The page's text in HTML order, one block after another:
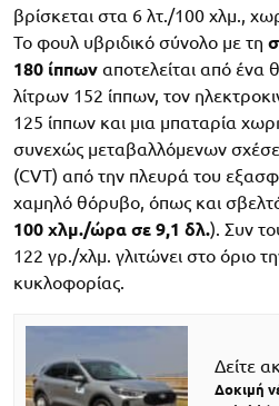
βρίσκεται στα 6 λτ./100 χλμ.,
Το φουλ υβριδικό σύνολο με τη
180 ίππων αποτελείται από ένα
λίτρων 152 ίππων, τον
125 ίππων και μια μπαταρία
συνεχώς μεταβαλλόμενων
(CVT) από την πλευρά του
χαμηλό θόρυβο, όπως και
100 χλμ./ώρα σε 9,1 δλ.). Συν
122 γρ./χλμ. γλιτώνει στο όριο
κυκλοφορίας.
Δείτε
Δοκιμή